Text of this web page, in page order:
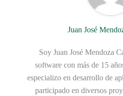
Juan José
Soy Juan José Mendoza
software con más de 15
especializo en desarrollo de
participado en diversos